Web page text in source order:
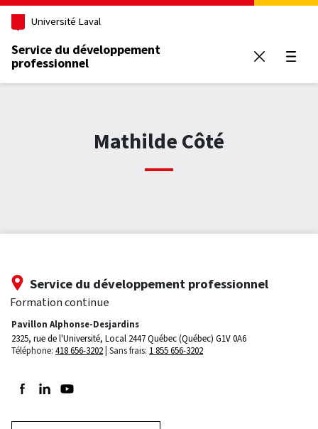
Aller au contenu principal
Université Laval
Service du développement
professionnel
Mathilde Côté
Service du développement professionnel
Formation continue
Pavillon Alphonse-Desjardins
2325, rue de l'Université, Local 2447Québec (Québec) G1V 0A6
Téléphone: 418 656-3202 Sans frais: 1 855 656-3202
Suivez-nous sur Facebook
Suivez-nous sur LinkedIn
Suivez-nous sur Youtube